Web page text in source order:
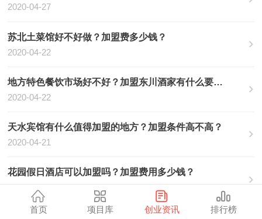
2020-04-27
苏北土菜馆好不好做？加盟费多少钱？
2020-04-22
地方特色餐饮市场好不好？加盟东川酒家有什么要求？
2020-04-22
天水宾馆有什么值得加盟的地方？加盟条件高不高？
2020-04-21
花园假日酒店可以加盟吗？加盟费用多少钱？
2020-04-21
首页 项目库 创业资讯 排行榜